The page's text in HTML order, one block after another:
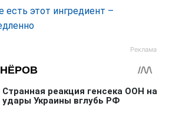
есть этот ингредиент –